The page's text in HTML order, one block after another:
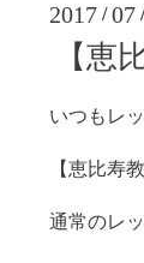
2017 /07
【恵
いつもレ
【恵比寿
通常のレ